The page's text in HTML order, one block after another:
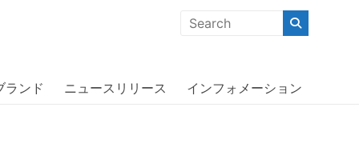
品」「機能的な商品」「コストパフォーマンスの高い商
ランド ニュースリリース インフォメーション